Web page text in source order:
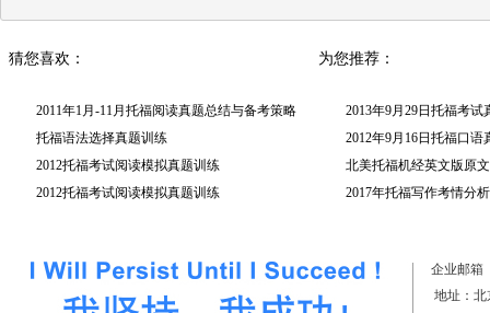
猜您喜欢：
2011年1月-11月托福阅读真题总结与备考策略
托福语法选择真题训练
2012托福考试阅读模拟真题训练
2012托福考试阅读模拟真题训练
为您推荐：
2013年9月29日托福考试
2012年9月16日托福口语
北美托福机经英文版原
2017年托福写作考情分
企业邮箱
地址：北